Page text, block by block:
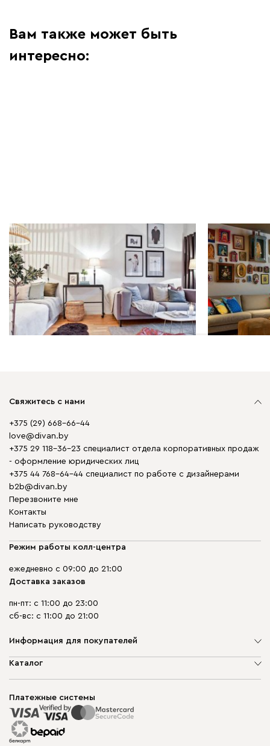
Вам также может быть
интересно:
Мебель в интерьере | 26.12.2025
Как в маленькой квартире
разделить пространство?
Мебель в
Уютное
Свяжитесь с нами
+375 (29) 668-66-44
love@divan.by
+375 29 118-36-23 специалист отдела корпоративных продаж
- оформление юридических лиц
+375 44 768-64-44 специалист по работе с дизайнерами
b2b@divan.by
Перезвоните мне
Контакты
Написать руководству
Режим работы колл-центра
ежедневно с 09:00 до 21:00
Доставка заказов
пн-пт: с 11:00 до 23:00
сб-вс: с 11:00 до 21:00
Информация для покупателей
О компании
Способы оплаты
Рассрочка и кредит
Гарантия
Карта сайта
Каталог
Корпусная мебель
Распродажа мебели
Платежные системы